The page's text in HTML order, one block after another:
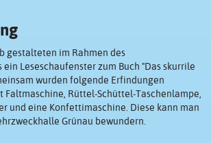
gestalteten im Rahmen des
Leseschaufenster zum Buch "Das skurrile
wurden folgende Erfindungen
Faltmaschine, Rüttel-Schüttel-Taschenlampe,
und eine Konfettimaschine. Diese kann man
Grünau bewundern.